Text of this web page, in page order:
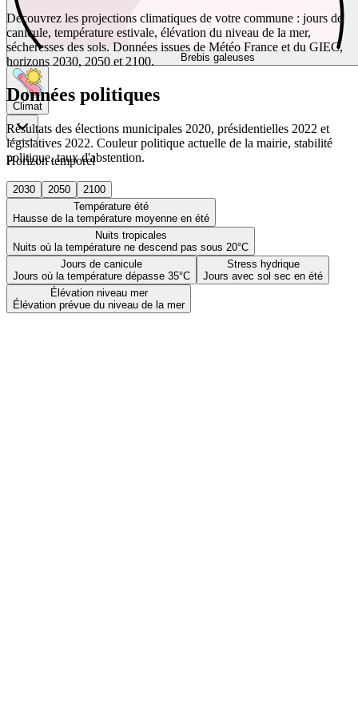
Brebis galeuses
Climat
Horizon temporel
2030 2050
2100
Température été
Hausse de la température moyenne en été
Nuits tropicales
Nuits où la température ne descend pas sous 20°C
Jours de canicule
Jours où la température dépasse 35°C
Stress hydrique
Jours avec sol sec en été
Élévation niveau mer
Élévation prévue du niveau de la mer
Découvrez les projections climatiques de votre commune : jours de
canicule, température estivale, élévation du niveau de la mer,
sécheresses des sols. Données issues de Météo France et du GIEC,
horizons 2030, 2050 et 2100.
Données politiques
Résultats des élections municipales 2020, présidentielles 2022 et
législatives 2022. Couleur politique actuelle de la mairie, stabilité
politique, taux d'abstention.